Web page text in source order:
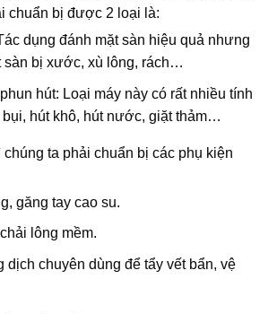
chuẩn bị được 2 loại là:
dụng đánh mặt sàn hiệu quả nhưng
sàn bị xước, xù lông, rách…
hút: Loại máy này có rất nhiều tính
hút khô, hút nước, giặt thảm…
chúng ta phải chuẩn bị các phụ kiện
găng tay cao su.
lông mềm.
dịch chuyên dùng để tẩy vết bẩn, vệ